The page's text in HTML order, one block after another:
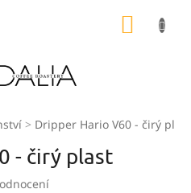
Dripper Hario V60 - čirý plast
- čirý plast